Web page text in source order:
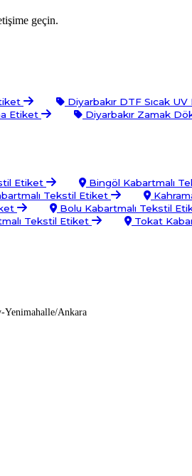
geçin.
Diyarbakır DTF Sıcak
Etiket Diyarbakır Zamak
Etiket Bingöl Kabartmalı
Tekstil Etiket
Bolu Kabartmalı Tekstil
Tekstil Etiket Tokat
Ankara